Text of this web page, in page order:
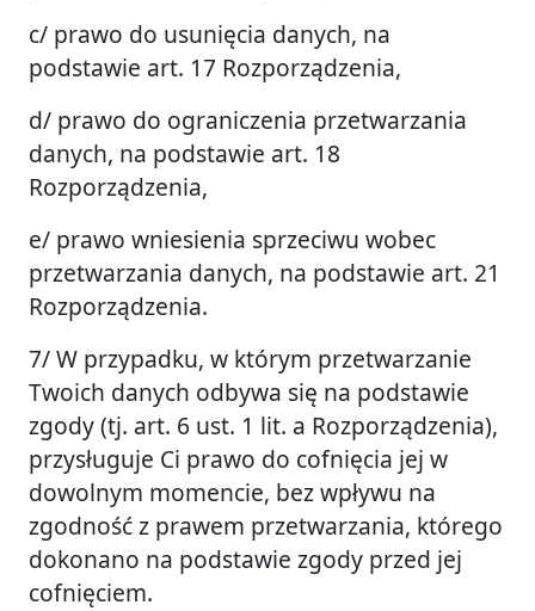
c/ prawo do usunięcia danych, na
podstawie art. 17 Rozporządzenia,
d/ prawo do ograniczenia przetwarzania
danych, na podstawie art. 18
Rozporządzenia,
e/ prawo wniesienia sprzeciwu wobec
przetwarzania danych, na podstawie art. 21
Rozporządzenia.
7/ W przypadku, w którym przetwarzanie
Twoich danych odbywa się na podstawie
zgody (tj. art. 6 ust. 1 lit. a Rozporządzenia),
przysługuje Ci prawo do cofnięcia jej w
dowolnym momencie, bez wpływu na
zgodność z prawem przetwarzania, którego
dokonano na podstawie zgody przed jej
cofnięciem.